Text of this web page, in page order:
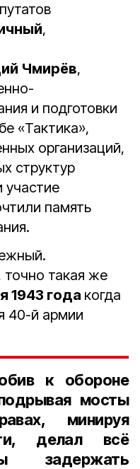
,
Чмирёв,
и подготовки
«Тактика»,
организаций,
структур
участие
память
точно такая же
1943 года когда
40-й армии
к обороне
мосты
минируя
делал всё
задержать